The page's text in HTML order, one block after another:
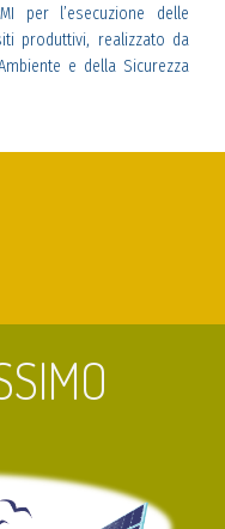
per l’esecuzione delle
produttivi, realizzato da
e della Sicurezza